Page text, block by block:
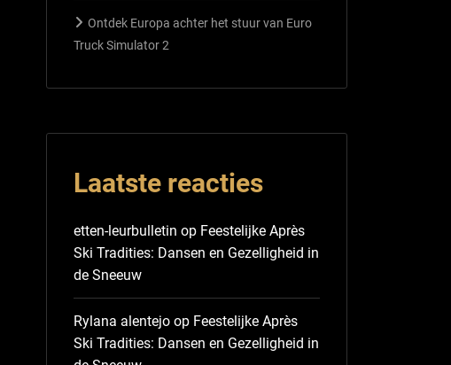
Ontdek Europa achter het stuur van Euro
Truck Simulator 2
Laatste reacties
etten-leurbulletin op Feestelijke Après
Ski Tradities: Dansen en Gezelligheid in
de Sneeuw
Rylana alentejo op Feestelijke Après
Ski Tradities: Dansen en Gezelligheid in